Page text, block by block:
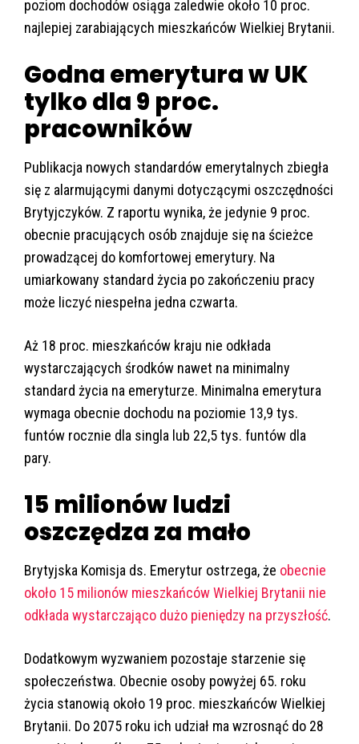
poziom dochodów osiąga zaledwie około 10 proc.
najlepiej zarabiających mieszkańców Wielkiej Brytanii.
Godna emerytura w UK
tylko dla 9 proc.
pracowników
Publikacja nowych standardów emerytalnych zbiegła
się z alarmującymi danymi dotyczącymi oszczędności
Brytyjczyków. Z raportu wynika, że jedynie 9 proc.
obecnie pracujących osób znajduje się na ścieżce
prowadzącej do komfortowej emerytury. Na
umiarkowany standard życia po zakończeniu pracy
może liczyć niespełna jedna czwarta.
Aż 18 proc. mieszkańców kraju nie odkłada
wystarczających środków nawet na minimalny
standard życia na emeryturze. Minimalna emerytura
wymaga obecnie dochodu na poziomie 13,9 tys.
funtów rocznie dla singla lub 22,5 tys. funtów dla
pary.
15 milionów ludzi
oszczędza za mało
Brytyjska Komisja ds. Emerytur ostrzega, że obecnie
około 15 milionów mieszkańców Wielkiej Brytanii nie
odkłada wystarczająco dużo pieniędzy na przyszłość.
Dodatkowym wyzwaniem pozostaje starzenie się
społeczeństwa. Obecnie osoby powyżej 65. roku
życia stanowią około 19 proc. mieszkańców Wielkiej
Brytanii. Do 2075 roku ich udział ma wzrosnąć do 28